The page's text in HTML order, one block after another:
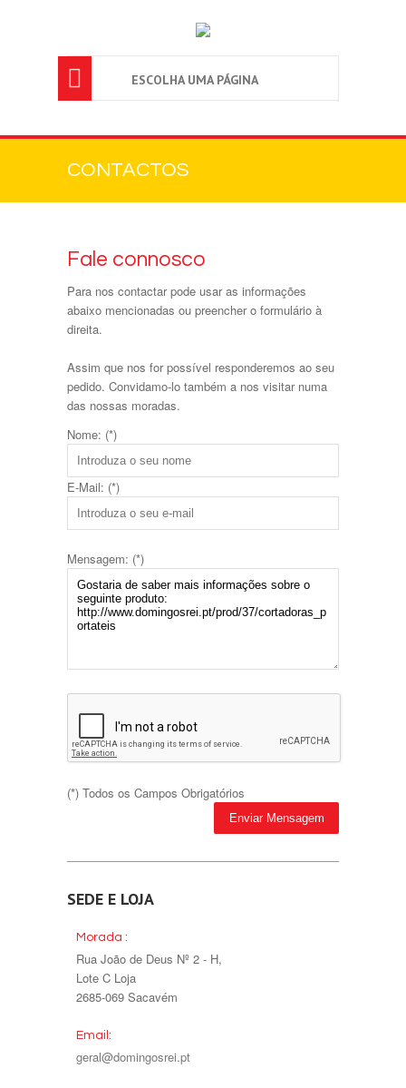
 ESCOLHA UMA PÁGINA
CONTACTOS
Fale connosco
Para nos contactar pode usar as informações
abaixo mencionadas ou preencher o formulário à
direita.
Assim que nos for possível responderemos ao seu
pedido. Convidamo-lo também a nos visitar numa
das nossas moradas.
Nome: (*)
E-Mail: (*)
Mensagem: (*)
(*) Todos os Campos Obrigatórios
SEDE E LOJA
Morada :
Rua João de Deus Nº 2 - H,
Lote C Loja
2685-069 Sacavém
Email:
geral@domingosrei.pt